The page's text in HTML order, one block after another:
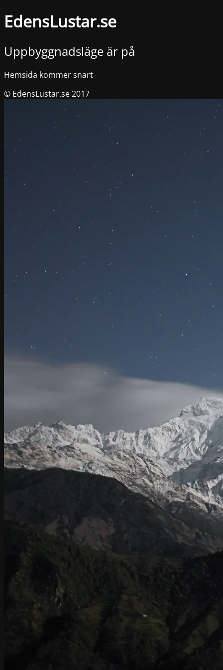
EdensLustar.se
Uppbyggnadsläge är på
Hemsida kommer snart
© EdensLustar.se 2017